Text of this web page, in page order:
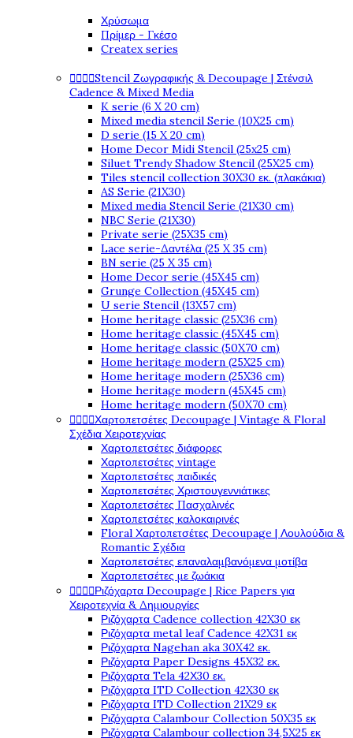
Χρύσωμα
Πρίμερ - Γκέσο
Createx series
Stencil Ζωγραφικής & Decoupage | Στένσιλ
Cadence & Mixed Media
K serie (6 X 20 cm)
Mixed media stencil Serie (10X25 cm)
D serie (15 X 20 cm)
Home Decor Midi Stencil (25x25 cm)
Siluet Trendy Shadow Stencil (25X25 cm)
Tiles stencil collection 30X30 εκ. (πλακάκια)
AS Serie (21X30)
Mixed media Stencil Serie (21X30 cm)
NBC Serie (21X30)
Private serie (25X35 cm)
Lace serie-Δαντέλα (25 X 35 cm)
BN serie (25 X 35 cm)
Home Decor serie (45X45 cm)
Grunge Collection (45X45 cm)
U serie Stencil (13X57 cm)
Home heritage classic (25X36 cm)
Home heritage classic (45X45 cm)
Home heritage classic (50X70 cm)
Home heritage modern (25X25 cm)
Home heritage modern (25X36 cm)
Home heritage modern (45X45 cm)
Home heritage modern (50X70 cm)
Χαρτοπετσέτες Decoupage | Vintage & Floral
Σχέδια Χειροτεχνίας
Χαρτοπετσέτες διάφορες
Χαρτοπετσέτες vintage
Χαρτοπετσέτες παιδικές
Χαρτοπετσέτες Χριστουγεννιάτικες
Χαρτοπετσέτες Πασχαλινές
Χαρτοπετσέτες καλοκαιρινές
Floral Χαρτοπετσέτες Decoupage | Λουλούδια &
Romantic Σχέδια
Χαρτοπετσέτες επαναλαμβανόμενα μοτίβα
Χαρτοπετσέτες με ζωάκια
Ριζόχαρτα Decoupage | Rice Papers για
Χειροτεχνία & Δημιουργίες
Ριζόχαρτα Cadence collection 42X30 εκ
Ριζόχαρτα metal leaf Cadence 42X31 εκ
Ριζόχαρτα Nagehan aka 30X42 εκ.
Ριζόχαρτα Paper Designs 45X32 εκ.
Ριζόχαρτα Tela 42Χ30 εκ.
Ριζόχαρτα ITD Collection 42X30 εκ
Ριζόχαρτα ITD Collection 21X29 εκ
Ριζόχαρτα Calambour Collection 50X35 εκ
Ριζόχαρτα Calambour collection 34,5X25 εκ